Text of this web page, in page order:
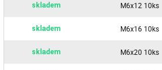
skladem M6x12 10ks
skladem M6x16 10ks
skladem M6x20 10ks